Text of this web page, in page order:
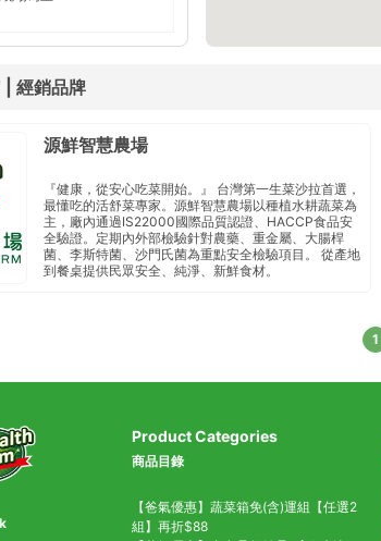
經銷品牌
源鮮智慧農場
『健康，從安心吃菜開始。』 台灣第一生菜沙拉首選，
最懂吃的活舒菜專家。源鮮智慧農場以種植水耕蔬菜為
主， 廠內通過IS22000國際品質認證、HACCP食品安
全驗證。定期內外部檢驗 針對農藥、重金屬、大腸桿
菌、李斯特菌、沙門氏菌 為重點安全檢驗項目 。 從產地
到餐桌 提供民眾安全、純淨、新鮮食材。
1
Product Categories
商品目錄
【爸氣優惠】蔬菜箱免(含)運組【任選2
組】再折$88